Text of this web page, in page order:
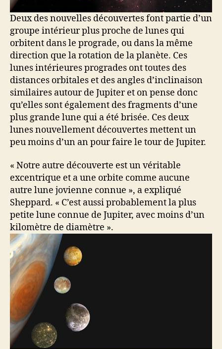
Deux des nouvelles découvertes font partie d’un
groupe intérieur plus proche de lunes qui
orbitent dans le prograde, ou dans la même
direction que la rotation de la planète. Ces
lunes intérieures progrades ont toutes des
distances orbitales et des angles d’inclinaison
similaires autour de Jupiter et on pense donc
qu’elles sont également des fragments d’une
plus grande lune qui a été brisée. Ces deux
lunes nouvellement découvertes mettent un
peu moins d’un an pour faire le tour de Jupiter.
« Notre autre découverte est un véritable
excentrique et a une orbite comme aucune
autre lune jovienne connue », a expliqué
Sheppard. « C’est aussi probablement la plus
petite lune connue de Jupiter, avec moins d’un
kilomètre de diamètre ».